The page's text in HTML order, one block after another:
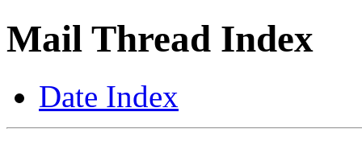
Mail Thread Index
Date Index